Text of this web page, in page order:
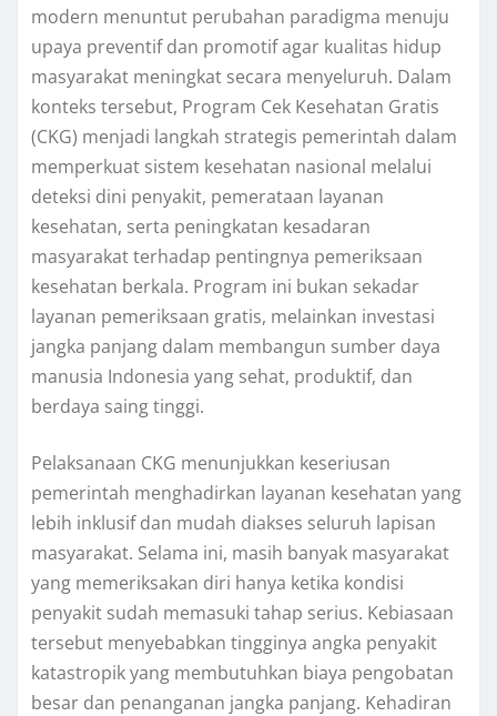
modern menuntut perubahan paradigma menuju
upaya preventif dan promotif agar kualitas hidup
masyarakat meningkat secara menyeluruh. Dalam
konteks tersebut, Program Cek Kesehatan Gratis
(CKG) menjadi langkah strategis pemerintah dalam
memperkuat sistem kesehatan nasional melalui
deteksi dini penyakit, pemerataan layanan
kesehatan, serta peningkatan kesadaran
masyarakat terhadap pentingnya pemeriksaan
kesehatan berkala. Program ini bukan sekadar
layanan pemeriksaan gratis, melainkan investasi
jangka panjang dalam membangun sumber daya
manusia Indonesia yang sehat, produktif, dan
berdaya saing tinggi.
Pelaksanaan CKG menunjukkan keseriusan
pemerintah menghadirkan layanan kesehatan yang
lebih inklusif dan mudah diakses seluruh lapisan
masyarakat. Selama ini, masih banyak masyarakat
yang memeriksakan diri hanya ketika kondisi
penyakit sudah memasuki tahap serius. Kebiasaan
tersebut menyebabkan tingginya angka penyakit
katastropik yang membutuhkan biaya pengobatan
besar dan penanganan jangka panjang. Kehadiran